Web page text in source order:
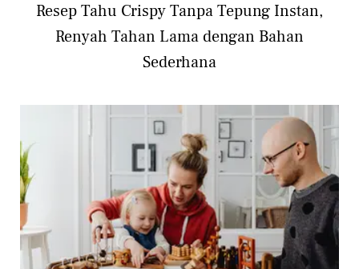
Resep Tahu Crispy Tanpa Tepung Instan,
Renyah Tahan Lama dengan Bahan
Sederhana